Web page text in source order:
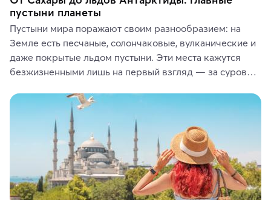
пустыни планеты
Пустыни мира поражают своим разнообразием: на
Земле есть песчаные, солончаковые, вулканические и
даже покрытые льдом пустыни. Эти места кажутся
безжизненными лишь на первый взгляд — за суровой
животные и маршруты, которые дарят одни из самых
ярких впечатлений от путешествий.